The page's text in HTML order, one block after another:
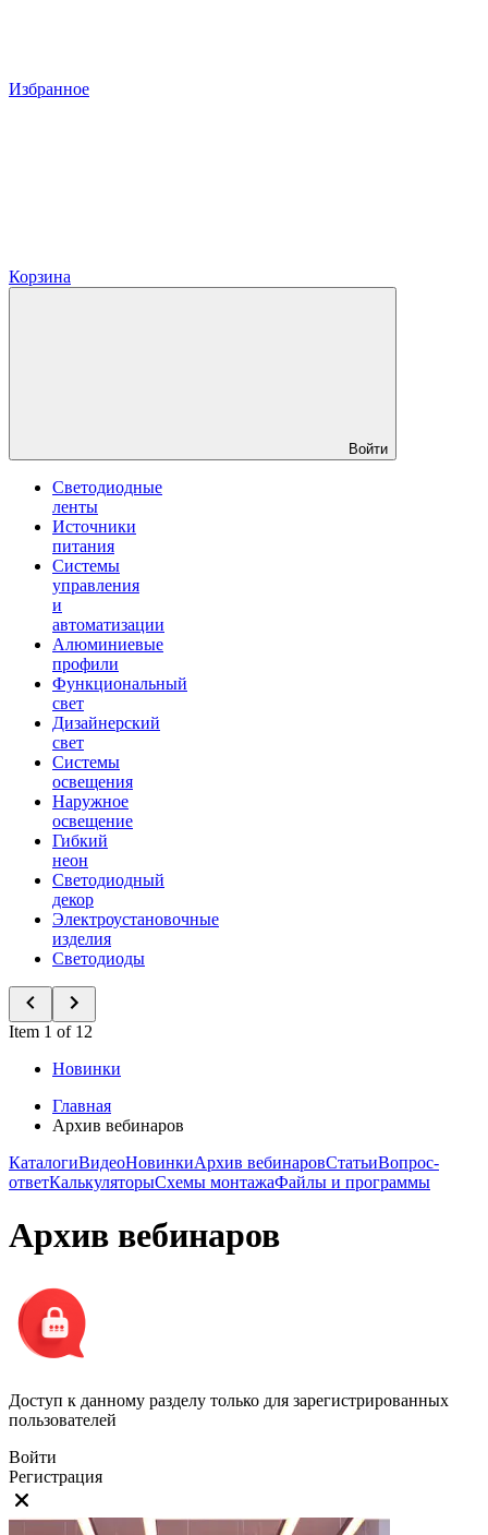
Избранное
Корзина
Войти
Светодиодные
ленты
Источники
питания
Системы
управления
и
автоматизации
Алюминиевые
профили
Функциональный
свет
Дизайнерский
свет
Системы
освещения
Наружное
освещение
Гибкий
неон
Светодиодный
декор
Электроустановочные
изделия
Светодиоды
Item 1 of 12
Новинки
Главная
Архив вебинаров
КаталогиВидеоНовинкиАрхив вебинаровСтатьиВопрос-
ответКалькуляторыСхемы монтажаФайлы и программы
Архив вебинаров
Доступ к данному разделу только для зарегистрированных
пользователей
Войти
Регистрация